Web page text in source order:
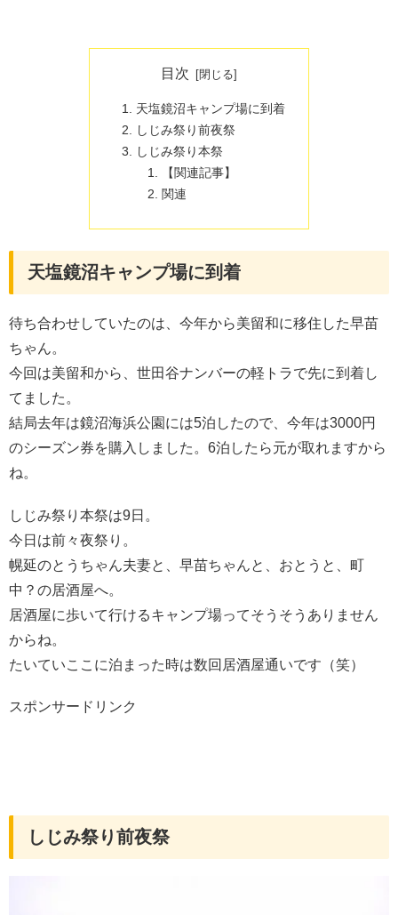
目次
天塩鏡沼キャンプ場に到着
しじみ祭り前夜祭
しじみ祭り本祭
【関連記事】
関連
天塩鏡沼キャンプ場に到着
待ち合わせしていたのは、今年から美留和に移住した早苗
ちゃん。
今回は美留和から、世田谷ナンバーの軽トラで先に到着し
てました。
結局去年は鏡沼海浜公園には5泊したので、今年は3000円
のシーズン券を購入しました。6泊したら元が取れますから
ね。
しじみ祭り本祭は9日。
今日は前々夜祭り。
幌延のとうちゃん夫妻と、早苗ちゃんと、おとうと、町
中？の居酒屋へ。
居酒屋に歩いて行けるキャンプ場ってそうそうありません
からね。
たいていここに泊まった時は数回居酒屋通いです（笑）
スポンサードリンク
しじみ祭り前夜祭